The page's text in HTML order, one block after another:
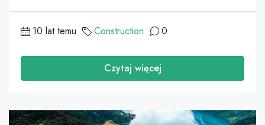
10 lat temu Construction 0
Czytaj więcej